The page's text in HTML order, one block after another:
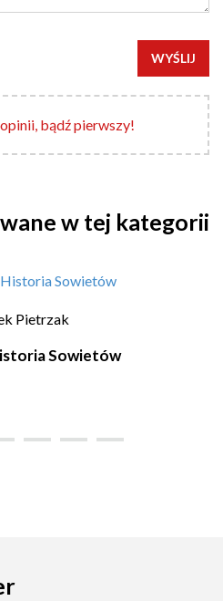
WYŚLIJ
bądź pierwszy!
w tej kategorii
Pietrzak
Sowietów